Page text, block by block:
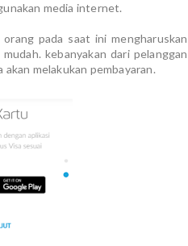
media internet.
pada saat ini mengharuskan
kebanyakan dari pelanggan
melakukan pembayaran.